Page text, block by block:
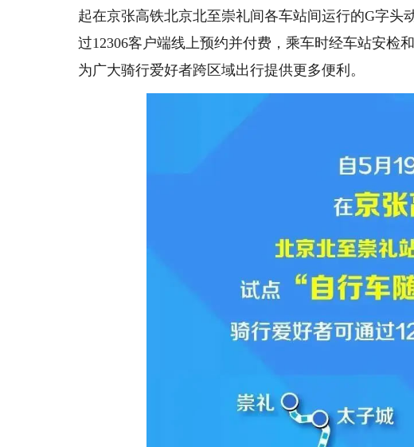
起在京张高铁北京北至崇礼间各车站间运行的G字头
过12306客户端线上预约并付费，乘车时经车站安检
为广大骑行爱好者跨区域出行提供更多便利。